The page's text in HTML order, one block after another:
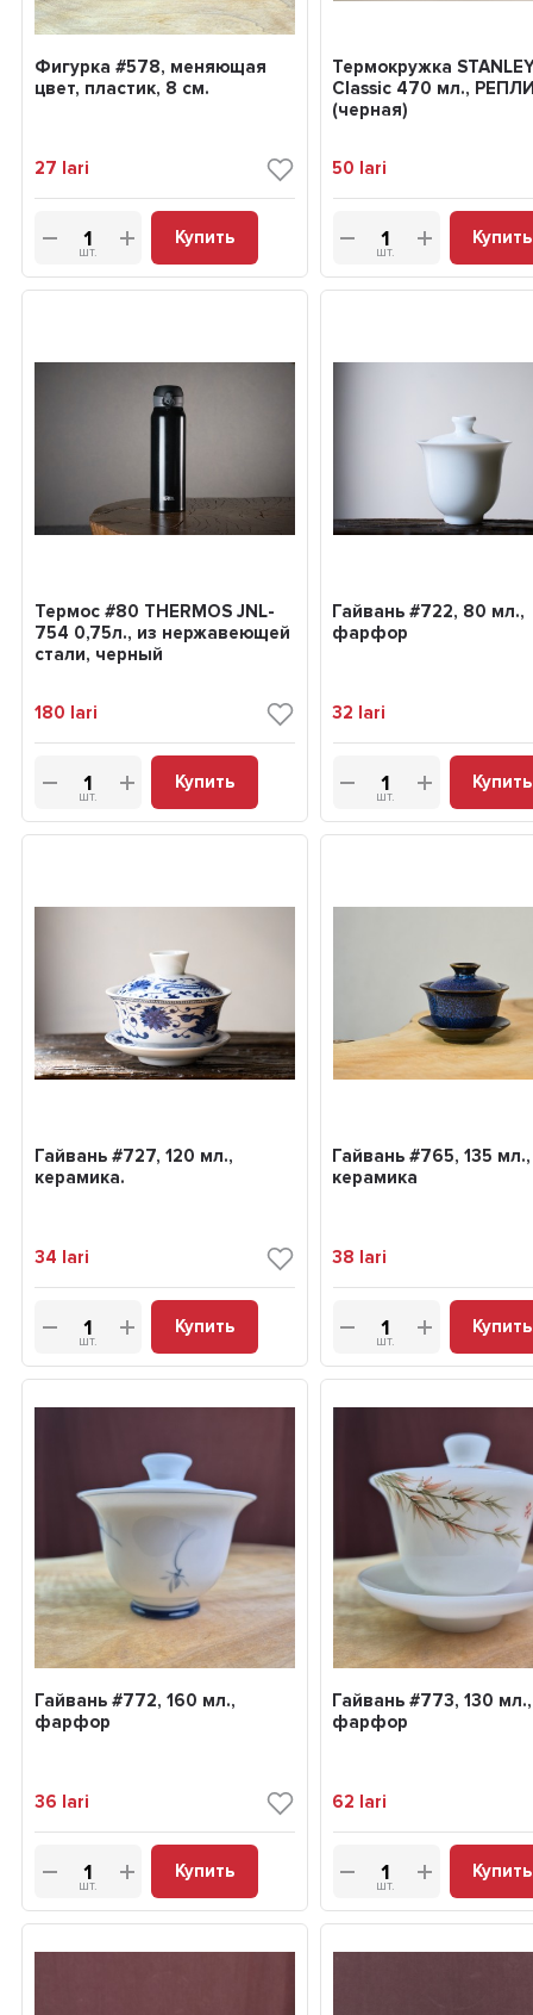
Фигурка #578, меняющая
цвет, пластик, 8 см.
27 lari
шт.
Купить
Термокружка
Classic 470 мл.,
(черная)
50 lari
шт.
Купить
Термос #80 THERMOS JNL-
754 0,75л., из нержавеющей
стали, черный
180 lari
шт.
Купить
Гайвань #722, 80 мл.,
фарфор
32 lari
шт.
Купить
Гайвань #727, 120 мл.,
керамика.
34 lari
шт.
Купить
Гайвань #765, 135 мл.,
керамика
38 lari
шт.
Купить
Гайвань #772, 160 мл.,
фарфор
36 lari
шт.
Купить
Гайвань #773, 130 мл.,
фарфор
62 lari
шт.
Купить